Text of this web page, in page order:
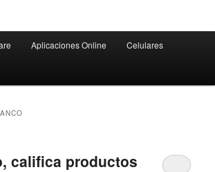
Aplicaciones Online Celulares
califica productos